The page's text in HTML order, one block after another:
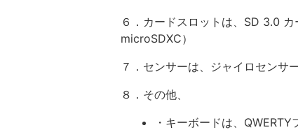
６．カードスロットは、SD 3.0
microSDXC）
７．センサーは、ジャイロセンサ
８．その他、
・キーボードは、